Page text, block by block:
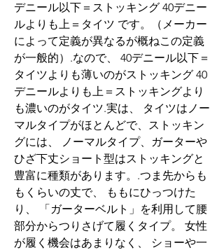
デニール以下＝ストッキング 40デニー
ルよりも上＝タイツ です。（メーカー
によって定義が異なるが概ねこの定義
が一般的）.なので、 40デニール以下＝
タイツよりも薄いのがストッキング 40
デニールよりも上＝ストッキングより
も濃いのがタイツ.実は、 タイツはノー
マルタイプがほとんどで、ストッキン
グには、 ノーマルタイプ、ガーターや
ひざ下丈ショート型はストッキングと
豊富に種類があります。.つま先からも
もくらいの丈で、 ももにひっつけた
り、 「ガーターベルト」を利用して腰
部分からつりさげて履くタイプ。 女性
が履く機会はあまりなく、 ショーや一